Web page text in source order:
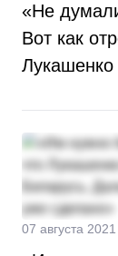
«Не
Вот как
07 августа